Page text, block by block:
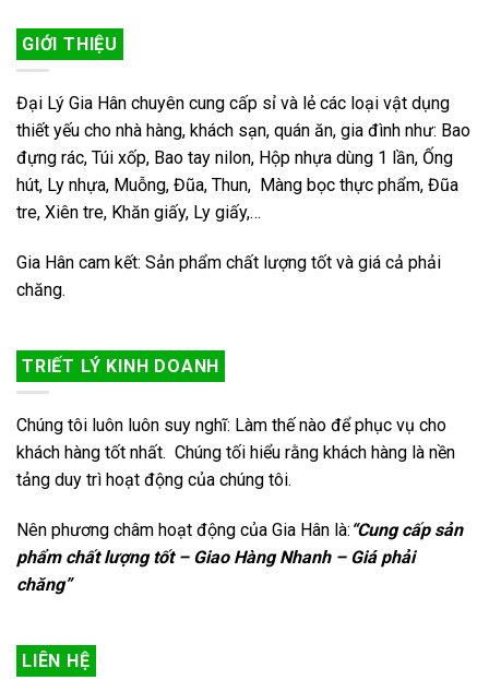
GIỚI THIỆU
Đại Lý Gia Hân chuyên cung cấp sỉ và lẻ các loại vật dụng
thiết yếu cho nhà hàng, khách sạn, quán ăn, gia đình như: Bao
đựng rác, Túi xốp, Bao tay nilon, Hộp nhựa dùng 1 lần, Ống
hút, Ly nhựa, Muỗng, Đũa, Thun, Màng bọc thực phẩm, Đũa
tre, Xiên tre, Khăn giấy, Ly giấy,…
Gia Hân cam kết: Sản phẩm chất lượng tốt và giá cả phải
chăng.
TRIẾT LÝ KINH DOANH
Chúng tôi luôn luôn suy nghĩ: Làm thế nào để phục vụ cho
khách hàng tốt nhất. Chúng tối hiểu rằng khách hàng là nền
tảng duy trì hoạt động của chúng tôi.
Nên phương châm hoạt động của Gia Hân là: “Cung cấp sản
phẩm chất lượng tốt – Giao Hàng Nhanh – Giá phải
chăng”
LIÊN HỆ